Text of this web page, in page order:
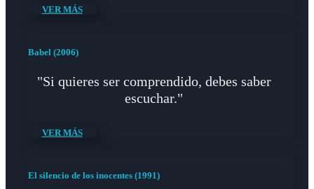
VER MÁS
Babel (2006)
"Si quieres ser comprendido, debes saber
escuchar."
VER MÁS
El silencio de los inocentes (1991)